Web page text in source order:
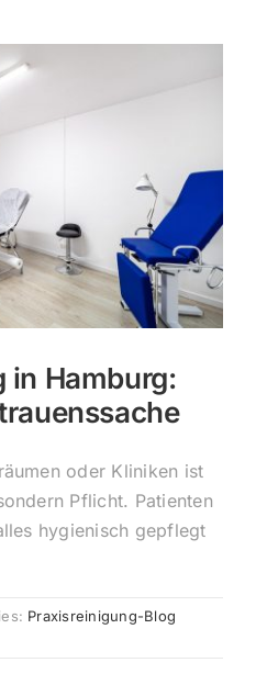
in Hamburg:
oder Kliniken ist
Pflicht. Patienten
hygienisch gepflegt
Praxisreinigung-Blog